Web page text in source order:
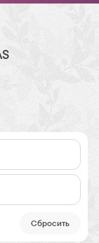
Cбросить